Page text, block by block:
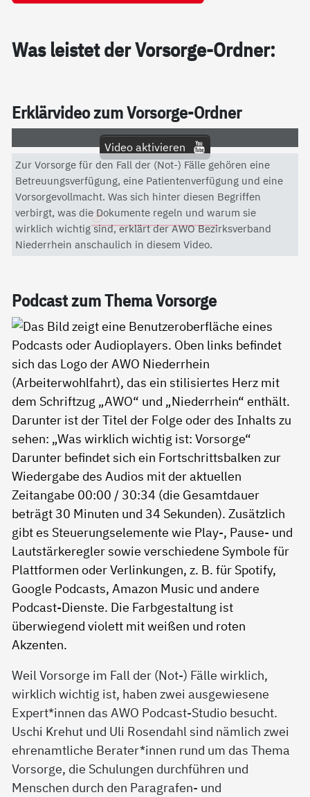
Was leis­tet der Vor­sor­ge-Ord­ner:
Er­klär­vi­deo zum Vor­sor­ge-Ord­ner
Video aktivieren
Mit dem Aktivieren des Videos akzeptieren Sie die
Datenschutzerklärung von YouTube.
Datenschutzerklärung
Zur Vorsorge für den Fall der (Not-) Fälle gehören eine
Betreuungsverfügung, eine Patientenverfügung und eine
Vorsorgevollmacht. Was sich hinter diesen Begriffen
verbirgt, was die Dokumente regeln und warum sie
wirklich wichtig sind, erklärt der AWO Bezirksverband
Niederrhein anschaulich in diesem Video.
Pod­cast zum The­ma Vor­sor­ge
Weil Vorsorge im Fall der (Not-) Fälle wirklich,
wirklich wichtig ist, haben zwei ausgewiesene
Expert*innen das AWO Podcast-Studio besucht.
Uschi Krehut und Uli Rosendahl sind nämlich zwei
ehrenamtliche Berater*innen rund um das Thema
Vorsorge, die Schulungen durchführen und
Menschen durch den Paragrafen- und